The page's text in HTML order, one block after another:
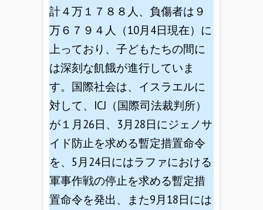
計４万１７８８人、負傷者は９
万６７９４人（10月4日現在）に
上っており、子どもたちの間に
は深刻な飢餓が進行していま
す。国際社会は、イスラエルに
対して、ICJ（国際司法裁判所）
が１月26日、3月28日にジェノサ
イド防止を求める暫定措置命令
を、5月24日にはラファにおける
軍事作戦の停止を求める暫定措
置命令を発出、また9月18日には